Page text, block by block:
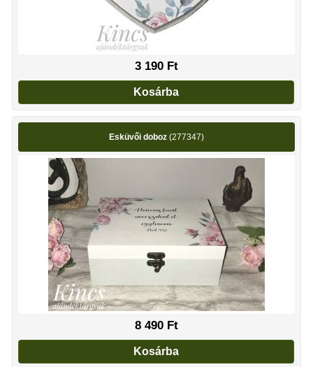
3 190Ft
Kosárba
Esküvői doboz (277347)
8 490Ft
Kosárba